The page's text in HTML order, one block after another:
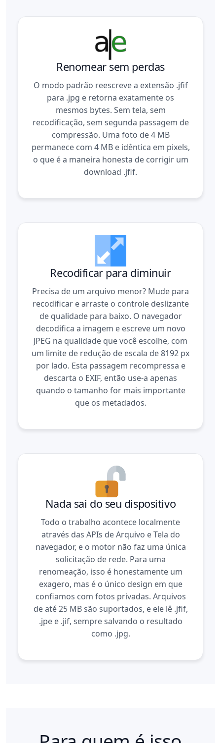
Renomear sem perdas
O modo padrão reescreve a extensão .jfif
para .jpg e retorna exatamente os
mesmos bytes. Sem tela, sem
recodificação, sem segunda passagem de
compressão. Uma foto de 4 MB
permanece com 4 MB e idêntica em pixels,
o que é a maneira honesta de corrigir um
download .jfif.
Recodificar para diminuir
Precisa de um arquivo menor? Mude para
recodificar e arraste o controle deslizante
de qualidade para baixo. O navegador
decodifica a imagem e escreve um novo
JPEG na qualidade que você escolhe, com
um limite de redução de escala de 8192 px
por lado. Esta passagem recompressa e
descarta o EXIF, então use-a apenas
quando o tamanho for mais importante
que os metadados.
Nada sai do seu dispositivo
Todo o trabalho acontece localmente
através das APIs de Arquivo e Tela do
navegador, e o motor não faz uma única
solicitação de rede. Para uma
renomeação, isso é honestamente um
exagero, mas é o único design em que
confiamos com fotos privadas. Arquivos
de até 25 MB são suportados, e ele lê .jfif,
.jpe e .jif, sempre salvando o resultado
como .jpg.